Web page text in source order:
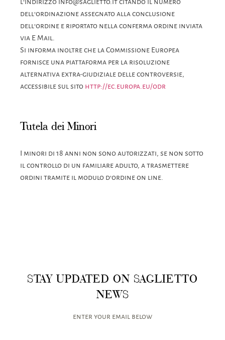
l’indirizzo info@saglietto.it citando il numero
dell’ordinazione assegnato alla conclusione
dell’ordine e riportato nella conferma ordine inviata
via E Mail.
Si informa inoltre che la Commissione Europea
fornisce una piattaforma per la risoluzione
alternativa extra-giudiziale delle controversie,
accessibile sul sito http://ec.europa.eu/odr
Tutela dei Minori
I minori di 18 anni non sono autorizzati, se non sotto
il controllo di un familiare adulto, a trasmettere
ordini tramite il modulo d’ordine on line.
STAY UPDATED ON SAGLIETTO
NEWS
enter your email below